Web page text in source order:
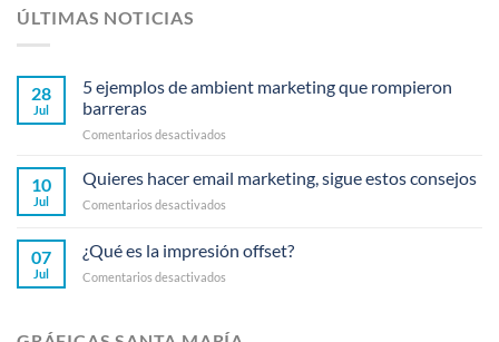
ÚLTIMAS NOTICIAS
28
Jul
5 ejemplos de ambient marketing que rompieron
barreras
Comentarios desactivados
ejemplos
de
ambient
que
barreras
10
Jul
Quieres hacer email marketing, sigue estos consejos
Comentarios desactivados
email
marketing,
consejos
07
Jul
¿Qué es la impresión offset?
Comentarios desactivados
la